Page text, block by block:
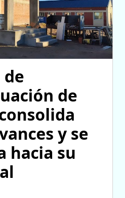
de
de
y se
hacia su